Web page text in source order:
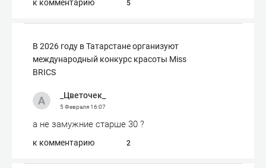
к комментарию 5
В 2026 году в Татарстане организуют
международный конкурс красоты Miss
BRICS
_Цветочек_
5 Февраля16:07
а не замужние старше 30 ?
к комментарию 2